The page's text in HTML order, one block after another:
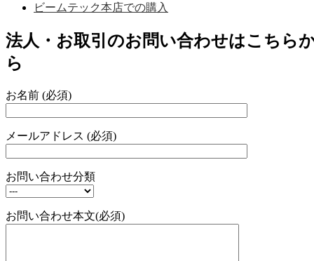
ビームテック本店での購入
法人・お取引のお問い合わせはこちら
ら
お名前 (必須)
メールアドレス (必須)
お問い合わせ分類
お問い合わせ本文(必須)